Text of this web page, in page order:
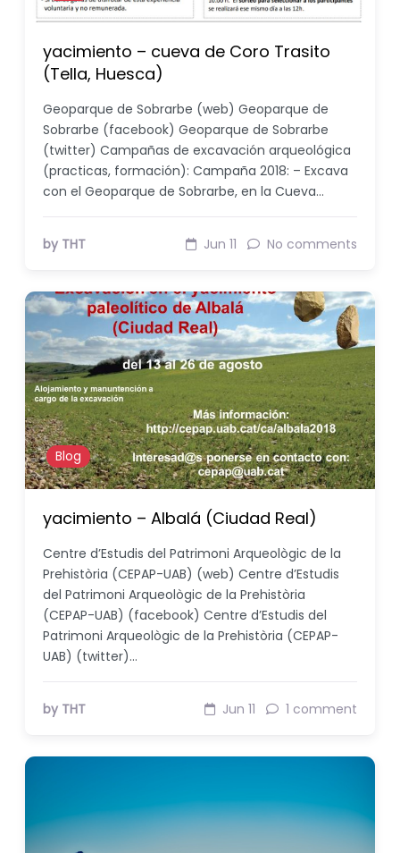
yacimiento – cueva de Coro Trasito
(Tella, Huesca)
Geoparque de Sobrarbe (web) Geoparque de
Sobrarbe (facebook) Geoparque de Sobrarbe
(twitter) Campañas de excavación arqueológica
(practicas, formación): Campaña 2018: – Excava
con el Geoparque de Sobrarbe, en la Cueva…
by THT Jun 11 No comments
Blog
yacimiento – Albalá (Ciudad Real)
Centre d’Estudis del Patrimoni Arqueològic de la
Prehistòria (CEPAP-UAB) (web) Centre d’Estudis
del Patrimoni Arqueològic de la Prehistòria
(CEPAP-UAB) (facebook) Centre d’Estudis del
Patrimoni Arqueològic de la Prehistòria (CEPAP-
UAB) (twitter)…
by THT Jun 11 1 comment